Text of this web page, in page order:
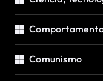
Comunismo